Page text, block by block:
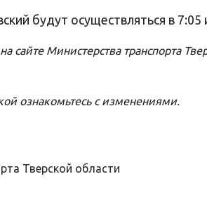
будут осуществляться в 7:05
сайтеМинистерства транспорта
ознакомьтесь с изменениями.
Тверской области